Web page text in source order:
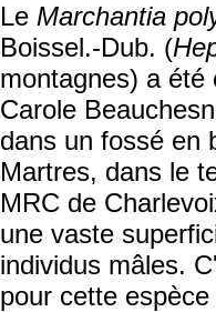
Le Marchantia
Boissel.-Dub. (
montagnes) a été
Carole
dans un fossé en
Martres, dans le
MRC de
une vaste
individus mâles.
pour cette